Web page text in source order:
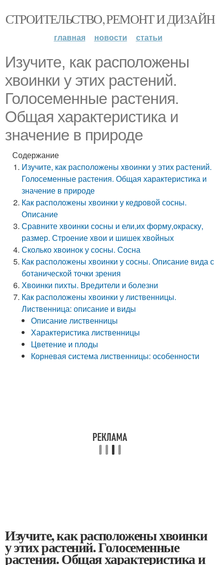
СТРОИТЕЛЬСТВО, РЕМОНТ И ДИЗАЙН
главная новости статьи
Изучите, как расположены
хвоинки у этих растений.
Голосеменные растения.
Общая характеристика и
значение в природе
Содержание
Изучите, как расположены хвоинки у этих растений.
Голосеменные растения. Общая характеристика и
значение в природе
Как расположены хвоинки у кедровой сосны.
Описание
Сравните хвоинки сосны и ели,их форму,окраску,
размер. Строение хвои и шишек хвойных
Сколько хвоинок у сосны. Сосна
Как расположены хвоинки у сосны. Описание вида с
ботанической точки зрения
Хвоинки пихты. Вредители и болезни
Как расположены хвоинки у лиственницы.
Лиственница: описание и виды
Описание лиственницы
Характеристика лиственницы
Цветение и плоды
Корневая система лиственницы: особенности
Изучите, как расположены хвоинки
у этих растений. Голосеменные
растения. Общая характеристика и